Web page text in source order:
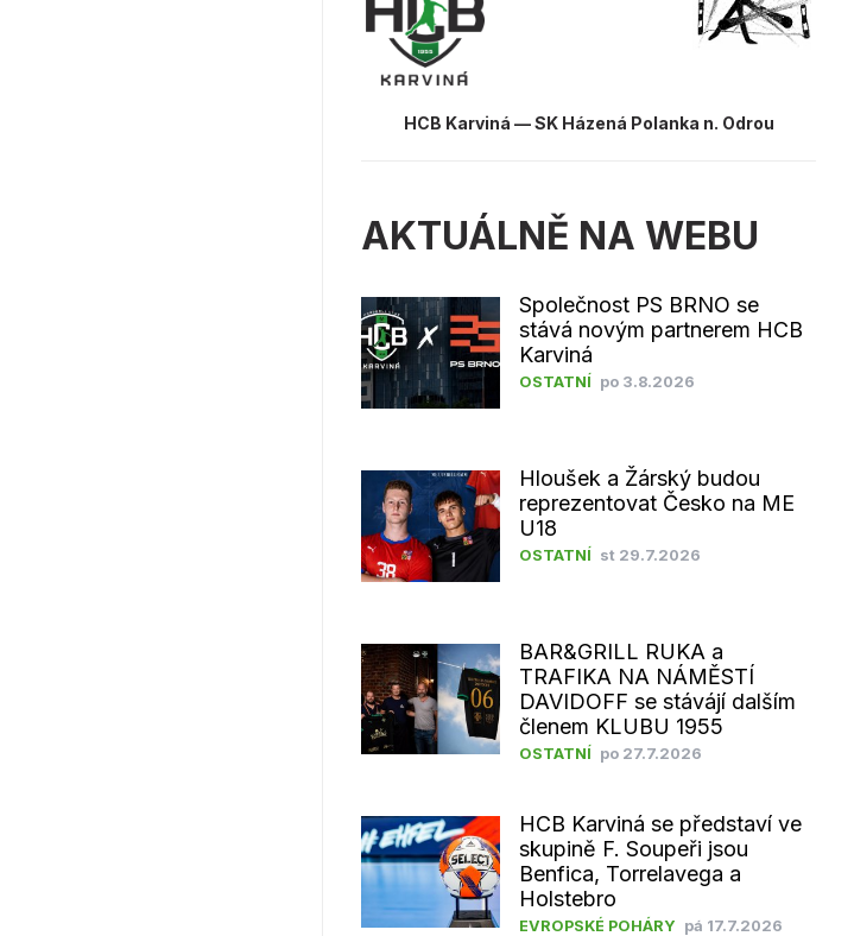
HCB Karviná — SK Házená Polanka n. Odrou
AKTUÁLNĚ NA WEBU
Společnost PS BRNO se
stává novým partnerem HCB
Karviná
OSTATNÍ po 3.8.2026
Hloušek a Žárský budou
reprezentovat Česko na ME
U18
OSTATNÍ st 29.7.2026
BAR&GRILL RUKA a
TRAFIKA NA NÁMĚSTÍ
DAVIDOFF se stávájí dalším
členem KLUBU 1955
OSTATNÍ po 27.7.2026
HCB Karviná se představí ve
skupině F. Soupeři jsou
Benfica, Torrelavega a
Holstebro
EVROPSKÉ POHÁRY pá 17.7.2026